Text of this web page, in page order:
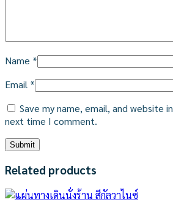
Name *
Email *
Save my name, email, and website
next time I comment.
Related products